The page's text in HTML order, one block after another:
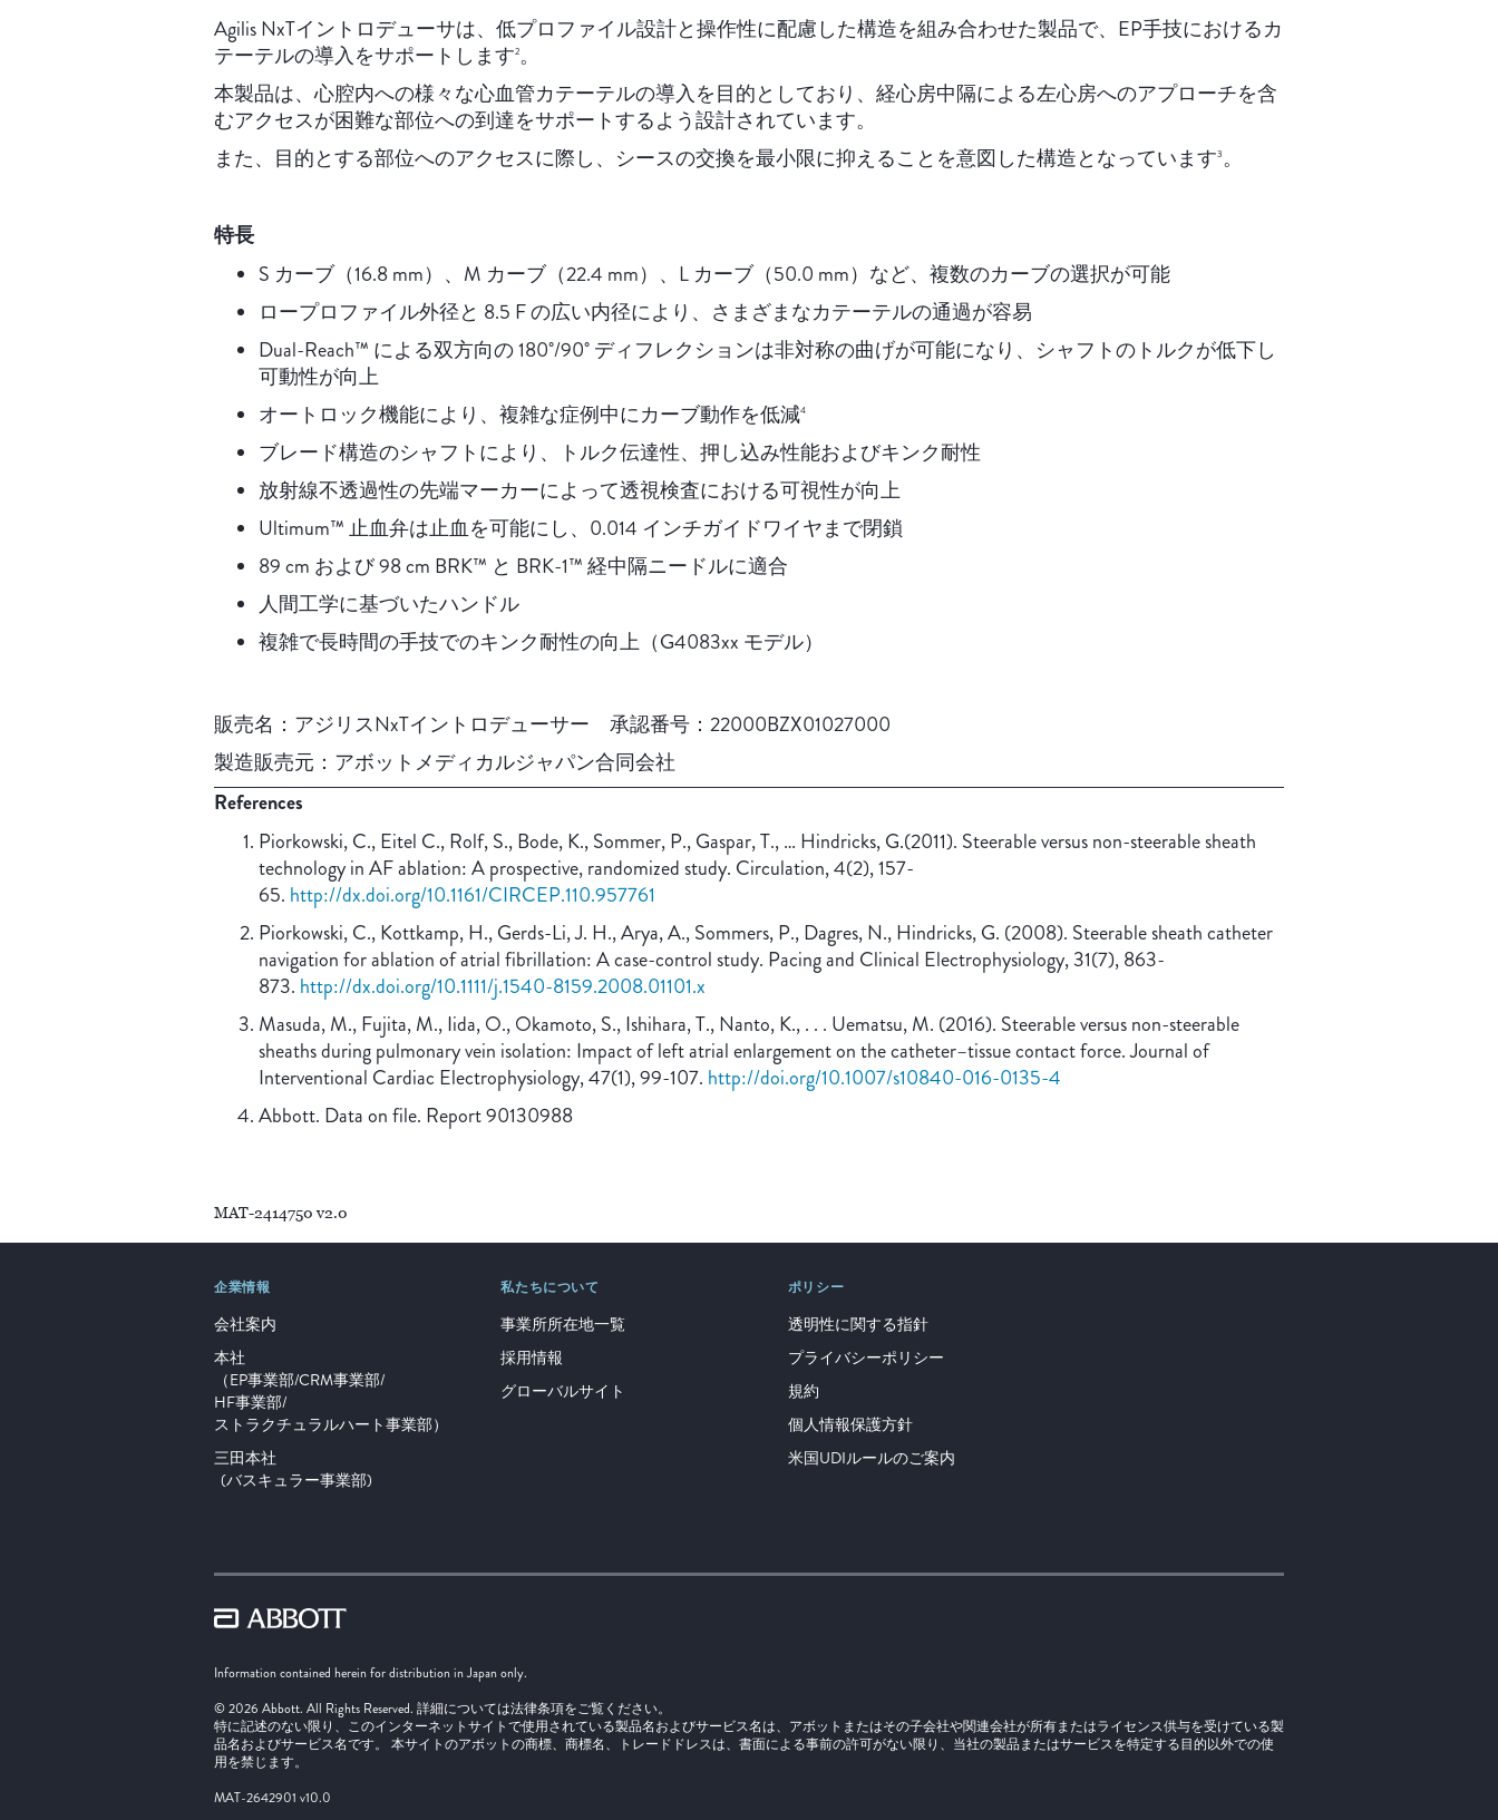
Agilis NxTイントロデューサは、低プロファイル設計と操作性に配慮した構造を組み合わせた製品で、EP手技におけるカ
テーテルの導入をサポートします2。
本製品は、心腔内への様々な心血管カテーテルの導入を目的としており、経心房中隔による左心房へのアプローチを含
むアクセスが困難な部位への到達をサポートするよう設計されています。
また、目的とする部位へのアクセスに際し、シースの交換を最小限に抑えることを意図した構造となっています3。
特長
S カーブ（16.8 mm）、M カーブ（22.4 mm）、L カーブ（50.0 mm）など、複数のカーブの選択が可能
ロープロファイル外径と 8.5 F の広い内径により、さまざまなカテーテルの通過が容易
Dual-Reach™ による双方向の 180˚/90˚ ディフレクションは非対称の曲げが可能になり、シャフトのトルクが低下し
可動性が向上
オートロック機能により、複雑な症例中にカーブ動作を低減4
ブレード構造のシャフトにより、トルク伝達性、押し込み性能およびキンク耐性
放射線不透過性の先端マーカーによって透視検査における可視性が向上
Ultimum™ 止血弁は止血を可能にし、0.014 インチガイドワイヤまで閉鎖
89 cm および 98 cm BRK™ と BRK-1™ 経中隔ニードルに適合
人間工学に基づいたハンドル
複雑で長時間の手技でのキンク耐性の向上（G4083xx モデル）
販売名：アジリスNxTイントロデューサー 承認番号：22000BZX01027000
製造販売元：アボットメディカルジャパン合同会社
References
Piorkowski, C., Eitel C., Rolf, S., Bode, K., Sommer, P., Gaspar, T., … Hindricks, G.(2011). Steerable versus non-steerable sheath
technology in AF ablation: A prospective, randomized study. Circulation, 4(2), 157-
65. http://dx.doi.org/10.1161/CIRCEP.110.957761
Piorkowski, C., Kottkamp, H., Gerds-Li, J. H., Arya, A., Sommers, P., Dagres, N., Hindricks, G. (2008). Steerable sheath catheter
navigation for ablation of atrial fibrillation: A case-control study. Pacing and Clinical Electrophysiology, 31(7), 863-
873. http://dx.doi.org/10.1111/j.1540-8159.2008.01101.x
Masuda, M., Fujita, M., Iida, O., Okamoto, S., Ishihara, T., Nanto, K., . . . Uematsu, M. (2016). Steerable versus non-steerable
sheaths during pulmonary vein isolation: Impact of left atrial enlargement on the catheter–tissue contact force. Journal of
Interventional Cardiac Electrophysiology, 47(1), 99-107. http://doi.org/10.1007/s10840-016-0135-4
Abbott. Data on file. Report 90130988
MAT-2414750 v2.0
企業情報
会社案内
本社
（EP事業部/CRM事業部/
HF事業部/
ストラクチュラルハート事業部）
三田本社
(バスキュラー事業部)
私たちについて
事業所所在地一覧
採用情報
グローバルサイト
ポリシー
透明性に関する指針
プライバシーポリシー
規約
個人情報保護方針
米国UDIルールのご案内
Information contained herein for distribution in Japan only.
© 2026 Abbott. All Rights Reserved. 詳細については法律条項をご覧ください。
特に記述のない限り、このインターネットサイトで使用されている製品名およびサービス名は、アボットまたはその子会社や関連会社が所有またはライセンス供与を受けている製
品名およびサービス名です。 本サイトのアボットの商標、商標名、トレードドレスは、書面による事前の許可がない限り、当社の製品またはサービスを特定する目的以外での使
用を禁じます。
MAT-2642901 v10.0